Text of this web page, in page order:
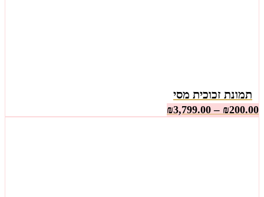
תמונת זכוכית מסי
₪200.00
–
₪3,799.00